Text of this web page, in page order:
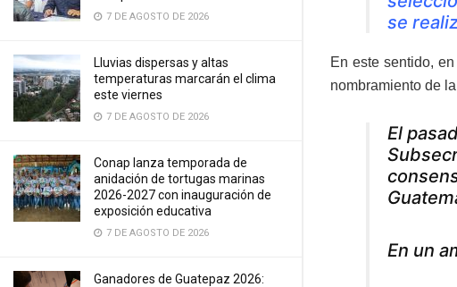
7 DE AGOSTO DE 2026
Lluvias dispersas y altas
temperaturas marcarán el clima
este viernes
7 DE AGOSTO DE 2026
Conap lanza temporada de
anidación de tortugas marinas
2026-2027 con inauguración de
exposición educativa
7 DE AGOSTO DE 2026
Ganadores de Guatepaz 2026:
se
En este sentido,
nombramiento de
El
En un